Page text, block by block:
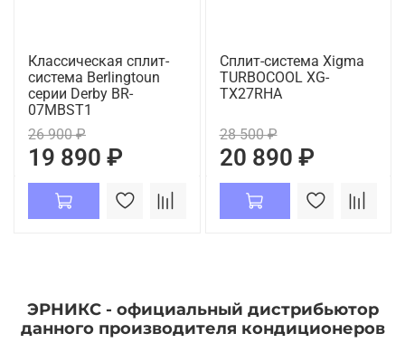
Классическая сплит-
система Berlingtoun
серии Derby BR-
07MBST1
26 900 ₽
19 890 ₽
Сплит-система Xigma
TURBOCOOL XG-
TX27RHA
28 500 ₽
20 890 ₽
ЭРНИКС - официальный дистрибьютор
данного производителя кондиционеров